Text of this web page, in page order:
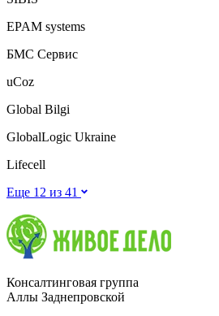
EPAM systems
БМС Сервис
uCoz
Global Bilgi
GlobalLogic Ukraine
Lifecell
Еще 12 из 41
Консалтинговая группа
Аллы Заднепровской